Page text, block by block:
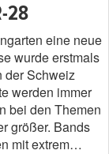
28
eine neue
wurde erstmals
der Schweiz
werden immer
bei den Themen
größer. Bands
mit extrem…